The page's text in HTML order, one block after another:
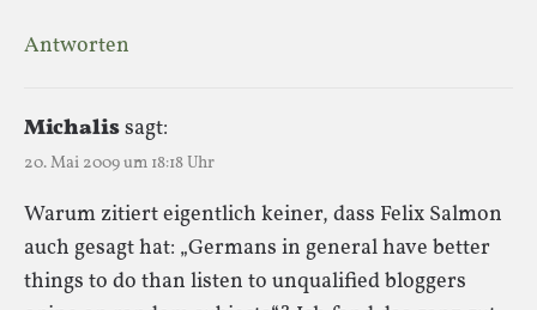
Antworten
Michalissagt:
20. Mai 2009 um 18:18 Uhr
Warum zitiert eigentlich keiner, dass Felix Salmon
auch gesagt hat: „Germans in general have better
things to do than listen to unqualified bloggers